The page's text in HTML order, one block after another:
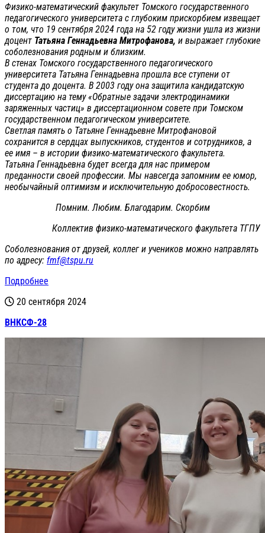
Физико-математический факультет Томского государственного
педагогического университета с глубоким прискорбием извещает
о том, что 19 сентября 2024 года на 52 году жизни ушла из жизни
доцент Татьяна Геннадьевна Митрофанова, и выражает глубокие
соболезнования родным и близким.
В стенах Томского государственного педагогического
университета Татьяна Геннадьевна прошла все ступени от
студента до доцента. В 2003 году она защитила кандидатскую
диссертацию на тему «Обратные задачи электродинамики
заряженных частиц» в диссертационном совете при Томском
государственном педагогическом университете.
Светлая память о Татьяне Геннадьевне Митрофановой
сохранится в сердцах выпускников, студентов и сотрудников, а
ее имя – в истории физико-математического факультета.
Татьяна Геннадьевна будет всегда для нас примером
преданности своей профессии. Мы навсегда запомним ее юмор,
необычайный оптимизм и исключительную добросовестность.
Помним. Любим. Благодарим. Скорбим
Коллектив физико-математического факультета ТГПУ
Соболезнования от друзей, коллег и учеников можно направлять
по адресу: fmf@tspu.ru
Подробнее
20 сентября 2024
ВНКСФ-28